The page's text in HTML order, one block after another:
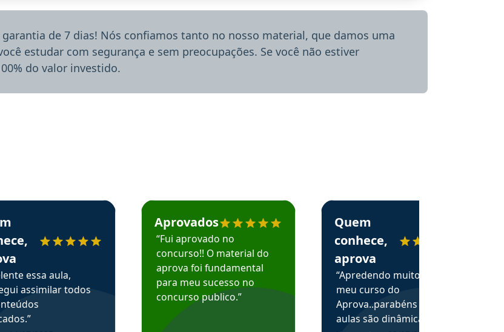
garantia de 7 dias! Nós confiamos tanto no nosso material, que damos uma
estudar com segurança e sem preocupações. Se você não estiver
do valor investido.
Sergio recomenda o Aprova Concursos em depoimento
essa aula,
assimilar todos
Estudante Mário recomenda o Aprova Concursos em depoimento
Aprovados
“Fui aprovado no
concurso!! O material do
aprova foi fundamental
para meu sucesso no
concurso publico.”
Estudante Alessandra recomenda o Aprova
Quem
conhece,
aprova
“Apredendo muito no
meu curso do
Aprova..parabéns pelas
aulas são dinâmicas e